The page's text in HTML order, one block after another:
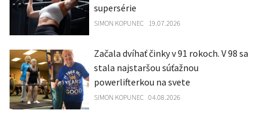
supersérie
SIMON KOPUNEC 19.07.2026
Začala dvíhať činky v 91 rokoch. V 98 sa
stala najstaršou súťažnou
powerlifterkou na svete
SIMON KOPUNEC 04.08.2026